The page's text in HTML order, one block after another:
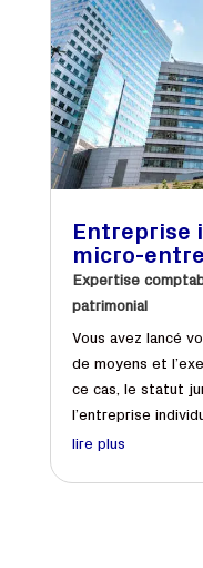
Entreprise
micro-
Expertise
patrimonial
Vous avez lancé
de moyens et
ce cas, le statut
l’entreprise
lire plus